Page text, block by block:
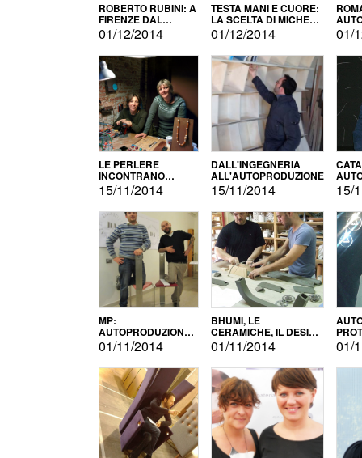
ROBERTO RUBINI: A
FIRENZE DAL
PRODOTTO ALLA
PROMOZIONE
01/12/2014
TESTA MANI E CUORE:
LA SCELTA DI MICHELE
BARBERIO
01/12/2014 01/
LE PERLERE
INCONTRANO
L'AUTOPRODUZIONE
15/11/2014
DALL'INGEGNERIA
ALL'AUTOPRODUZIONE
15/11/2014 15/
MP:
AUTOPRODUZIONE
E INNOVAZIONE
01/11/2014
BHUMI, LE
CERAMICHE, IL DESIGN
E L'AUTOPRODUZIONE
01/11/2014 01/